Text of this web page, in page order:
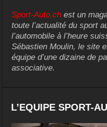
Sport-Auto.ch est un
toute l’actualité du sport
l’automobile à l’heure
Sébastien Moulin, le site
équipe d’une dizaine de
associative.
L’EQUIPE SPORT-